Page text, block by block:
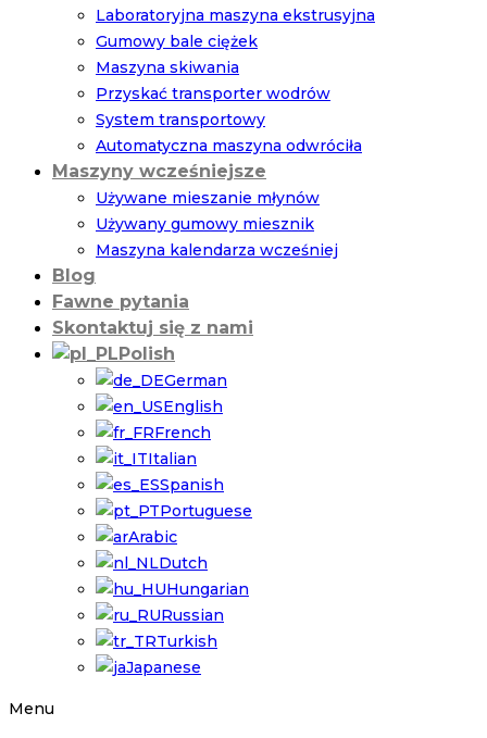
Laboratoryjna maszyna ekstrusyjna
Gumowy bale ciężek
Maszyna skiwania
Przyskać transporter wodrów
System transportowy
Automatyczna maszyna odwróciła
Maszyny wcześniejsze
Używane mieszanie młynów
Używany gumowy miesznik
Maszyna kalendarza wcześniej
Blog
Fawne pytania
Skontaktuj się z nami
Polish
German
English
French
Italian
Spanish
Portuguese
Arabic
Dutch
Hungarian
Russian
Turkish
Japanese
Menu